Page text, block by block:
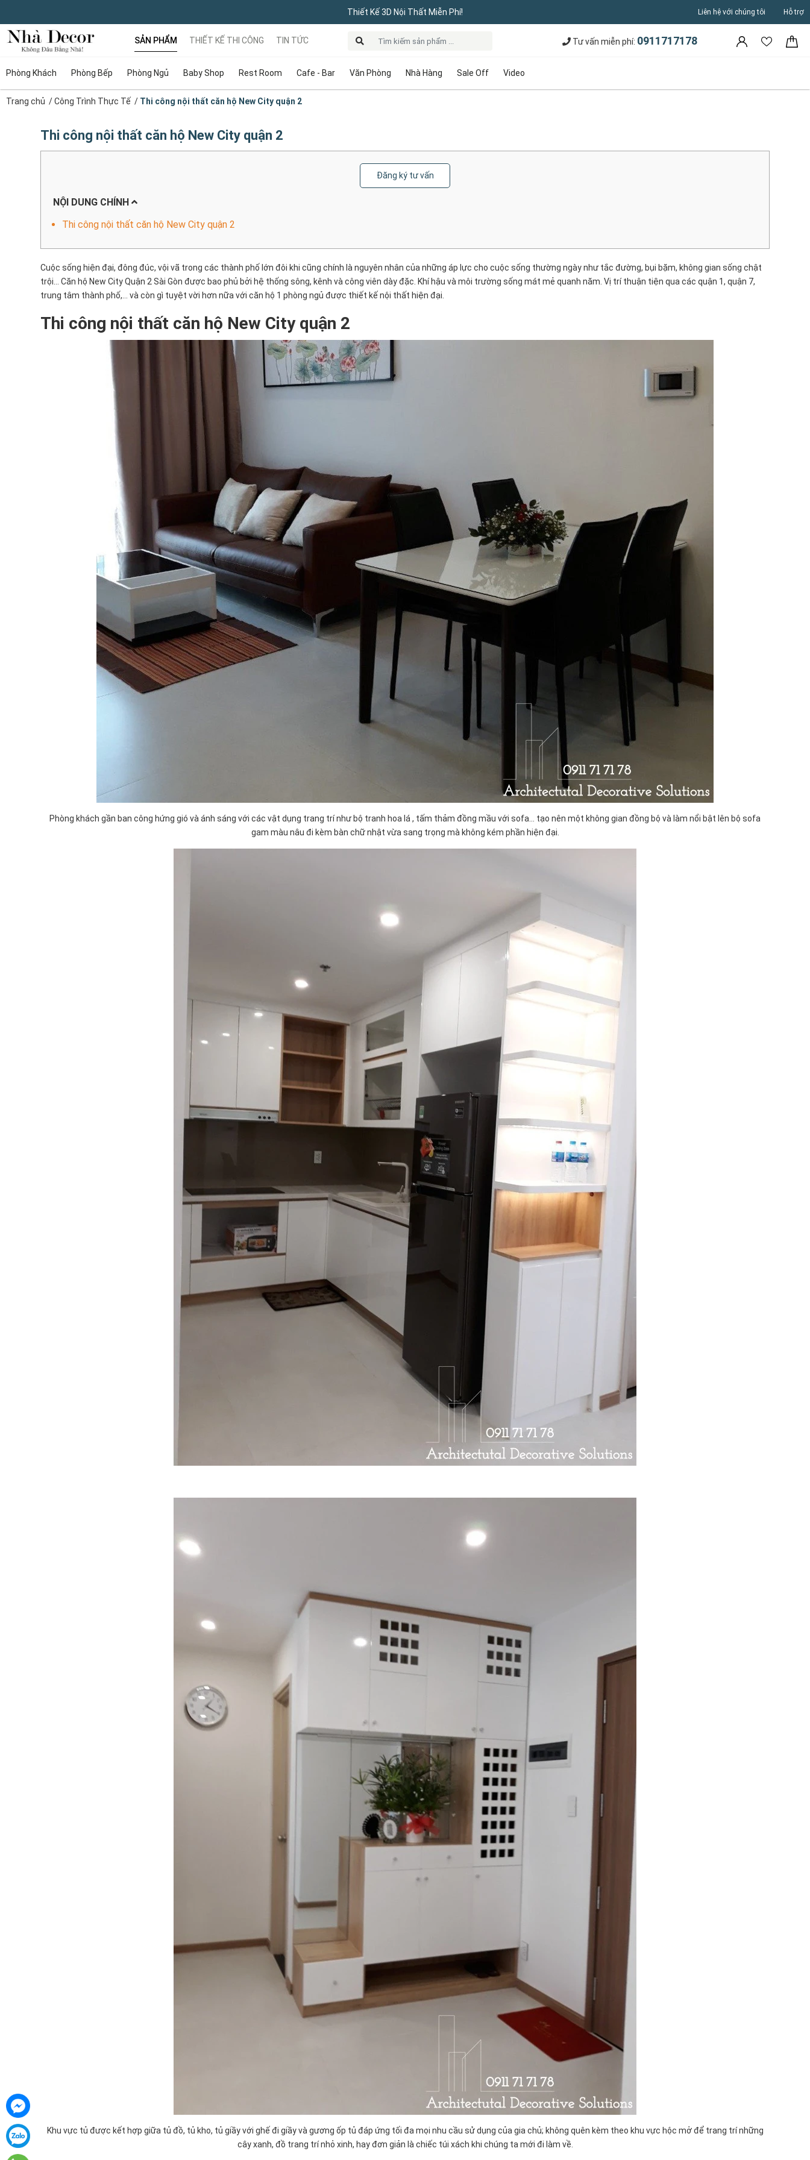
Thiết Kế 3D Nội Thất Miễn Phí! Liên hệ với chúng tôi Hỗ trợ
SẢN PHẨM
Phòng Khách Phòng Bếp Phòng Ngủ Baby Shop Rest Room Cafe - Bar Văn Phòng Nhà Hàng Sale Off Video
THIẾT KẾ THI CÔNG TIN TỨC Tư vấn miễn phí: 0911717178
Trang chủ /Công Trình Thực Tế / Thi công nội thất căn hộ New City quận 2
Thi công nội thất căn hộ New City quận 2
Đăng ký tư vấn
NỘI DUNG CHÍNH
Thi công nội thất căn hộ New City quận 2
Cuộc sống hiện đại, đông đúc, vội vã trong các thành phố lớn đôi khi cũng chính là nguyên nhân của những áp lực cho cuộc sống thường ngày như tắc đường, bụi bặm, không gian sống chật
trội... Căn hộ New City Quận 2 Sài Gòn được bao phủ bởi hệ thống sông, kênh và công viên dày đặc. Khí hậu và môi trường sống mát mẻ quanh năm. Vị trí thuận tiện qua các quận 1, quận 7,
trung tâm thành phố,... và còn gì tuyệt vời hơn nữa với căn hộ 1 phòng ngủ được thiết kế nội thất hiện đại.
Thi công nội thất căn hộ New City quận 2
Phòng khách gần ban công hứng gió và ánh sáng với các vật dụng trang trí như bộ tranh hoa lá , tấm thảm đồng mầu với sofa... tạo nên một không gian đồng bộ và làm nổi bật lên bộ sofa
gam màu nâu đi kèm bàn chữ nhật vừa sang trọng mà không kém phần hiện đại.
Khu vực tủ được kết hợp giữa tủ đồ, tủ kho, tủ giầy với ghế đi giầy và gương ốp tủ đáp ứng tối đa mọi nhu cầu sử dụng của gia chủ; không quên kèm theo khu vực hộc mở để trang trí những
cây xanh, đồ trang trí nhỏ xinh, hay đơn giản là chiếc túi xách khi chúng ta mới đi làm về.